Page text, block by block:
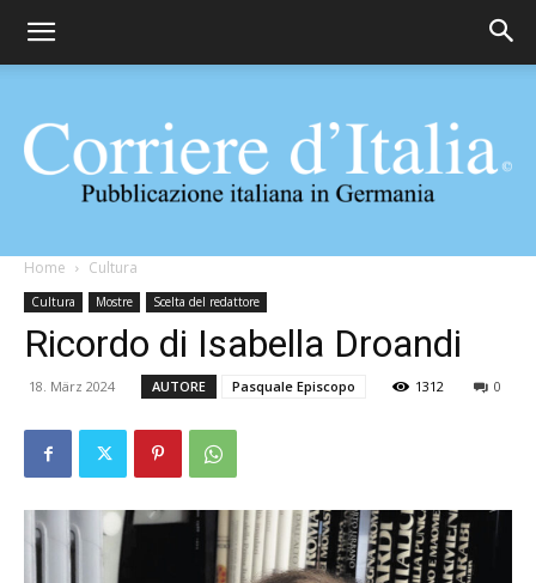
Corriere
d'Italia
Home Cultura
Cultura Mostre Scelta del redattore
Ricordo di Isabella Droandi
18. März 2024 AUTORE Pasquale Episcopo 1312 0